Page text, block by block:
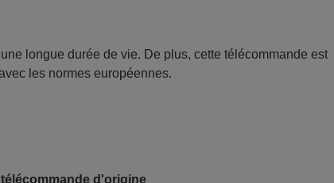
longue durée de vie. De plus, cette télécommande est
les normes européennes.
d'origine